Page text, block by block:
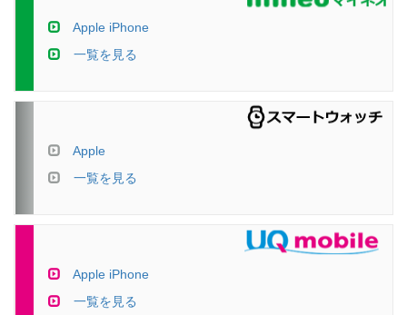
Apple iPhone
一覧を見る
Apple
一覧を見る
Apple iPhone
一覧を見る